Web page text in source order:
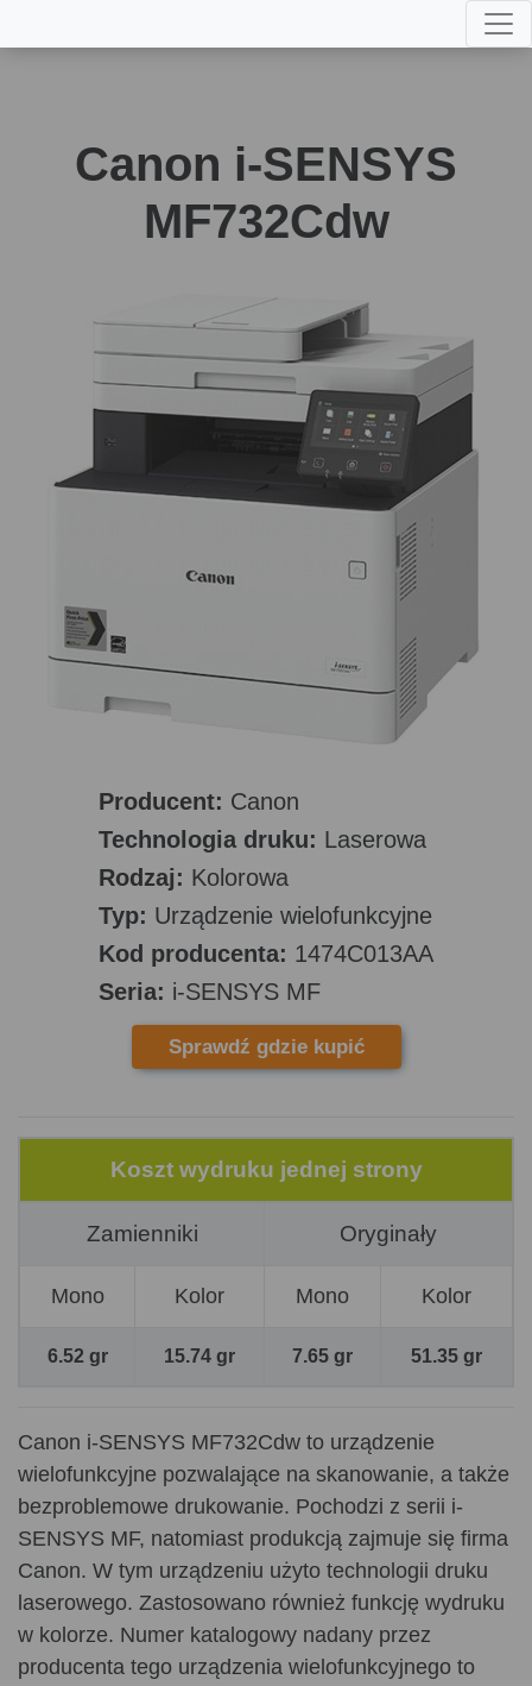
Canon i-SENSYS
MF732Cdw
Producent: Canon
Technologia druku: Laserowa
Rodzaj: Kolorowa
Typ: Urządzenie wielofunkcyjne
Kod producenta: 1474C013AA
Seria: i-SENSYS MF
Sprawdź gdzie kupić
Koszt wydruku jednej strony
Zamienniki Oryginały
Mono Kolor Mono Kolor
6.52 gr 15.74 gr 7.65 gr 51.35 gr
Canon i-SENSYS MF732Cdw to urządzenie
wielofunkcyjne pozwalające na skanowanie, a także
bezproblemowe drukowanie. Pochodzi z serii i-
SENSYS MF, natomiast produkcją zajmuje się firma
Canon. W tym urządzeniu użyto technologii druku
laserowego. Zastosowano również funkcję wydruku
w kolorze. Numer katalogowy nadany przez
producenta tego urządzenia wielofunkcyjnego to